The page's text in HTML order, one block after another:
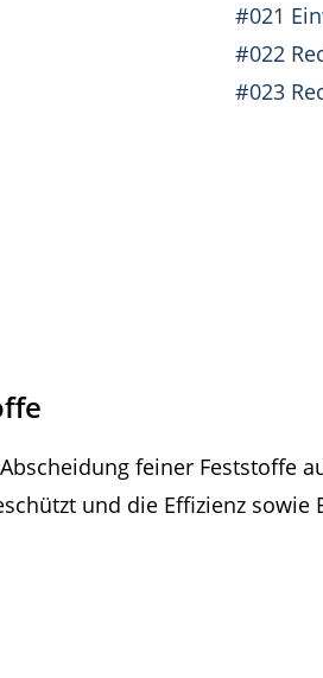
#021
#022
#023
feiner Feststoffe
und die Effizienz